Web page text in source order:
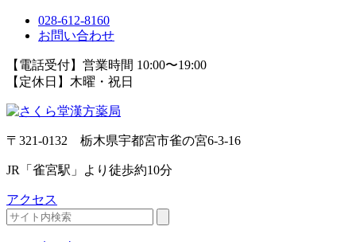
028-612-8160
お問い合わせ
【電話受付】営業時間 10:00〜19:00
【定休日】木曜・祝日
〒321-0132 栃木県宇都宮市雀の宮6-3-16
JR「雀宮駅」より徒歩約10分
アクセス